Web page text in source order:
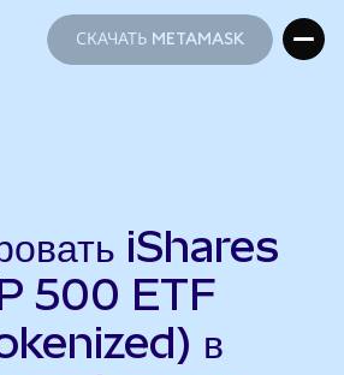
СКАЧАТЬ METAMASK
iShares
500 ETF
в